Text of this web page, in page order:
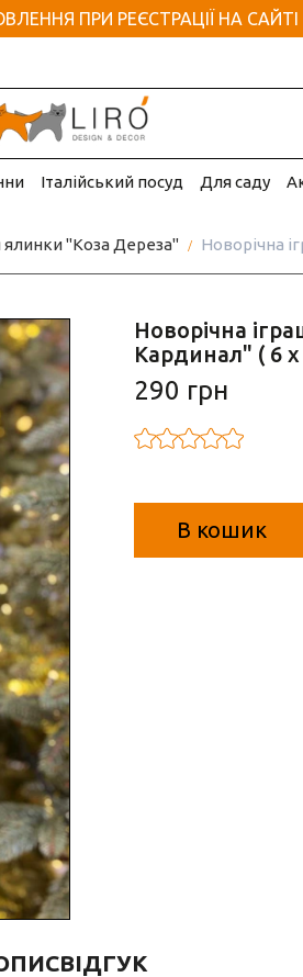
ПРИ РЕЄСТРАЦІЇ НА САЙТІ
Італійський посуд Для саду
ялинки "Коза Дереза" Новорічна
Новорічна
Кардинал" ( 6 х
290 грн
В кошик
ВІДГУК